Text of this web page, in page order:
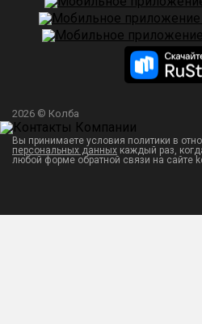
2026 © Колба
Вы принимаете условия политики в
персональных данных каждый раз,
любой форме обратной связи на сайте